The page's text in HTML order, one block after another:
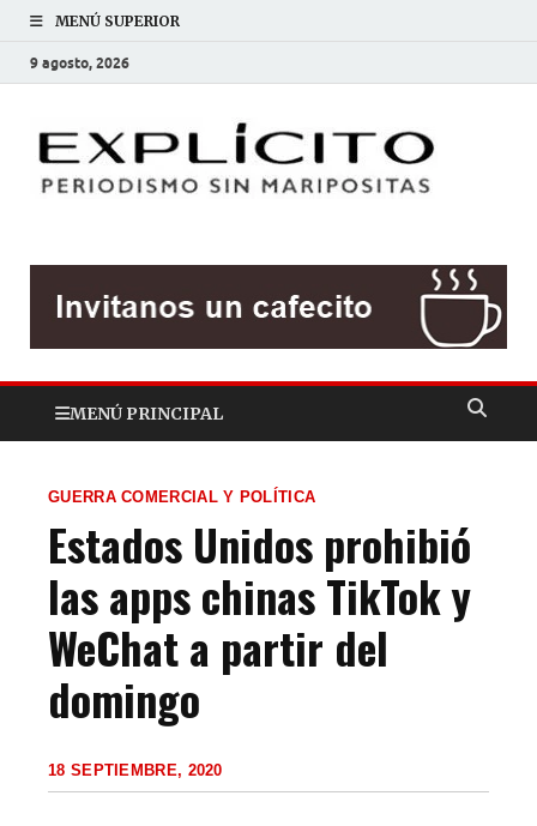
MENÚ SUPERIOR
9 agosto, 2026
MENÚ PRINCIPAL
GUERRA COMERCIAL Y POLÍTICA
Estados Unidos prohibió
las apps chinas TikTok y
WeChat a partir del
domingo
18 SEPTIEMBRE, 2020